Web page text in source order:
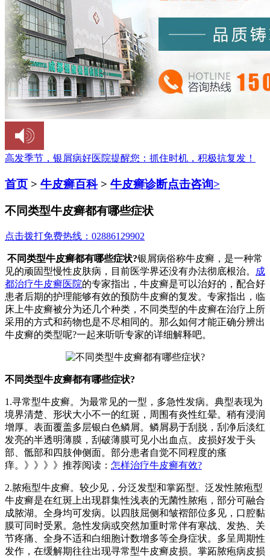
高发季节，银屑病好医院提醒您： 抓住时机，积极抗复发！
首页 > 牛皮癣百科> 牛皮癣诊断点击咨询>
不同类型牛皮癣都有哪些症状
点击拨打免费热线：02886129902
不同类型牛皮癣都有哪些症状?银屑病俗称牛皮癣，是一种常
见的顽固型慢性皮肤病，目前医学界还没有办法彻底根治。
成
都治疗牛皮癣医院的专家指出，牛皮癣是可以治好的，配合好
患者后期的护理能够有效的预防牛皮癣的复发。专家指出，临
床上牛皮癣被分为还几个种类，不同类型的牛皮癣在治疗上所
采用的方式和药物也是不尽相同的。那么如何才能正确分辨出
牛皮癣的类型呢?一起来听听专家的详细解释吧。
不同类型牛皮癣都有哪些症状?
1.寻常型牛皮癣。为最常见的一型，多急性发病。典型表现为
境界清楚、形状大小不一的红斑，周围有炎性红晕。稍有浸润
增厚。表面覆盖多层银白色鳞屑。鳞屑易于刮脱，刮净后淡红
发亮的半透明薄膜，刮破薄膜可见小出血点。皮损好发于头
部、骶部和四肢伸侧面。部分患者自觉不同程度的瘙
痒。》》》》推荐阅读： 怎样治疗牛皮癣有效?
2.脓疱型牛皮癣。较少见，分泛发型和掌跖型。泛发性脓疱型
牛皮癣是在红斑上出现群集性浅表的无菌性脓疱，部分可融合
成脓湖。全身均可发病。以四肢屈侧和皱褶部位多见，口腔黏
膜可同时受累。急性发病或突然加重时常伴有寒战、发热、关
节疼痛、全身不适和白细胞计数增多等全身症状。多呈周期性
发作，在缓解期往往出现寻常型牛皮癣皮损。掌跖脓疱病皮损